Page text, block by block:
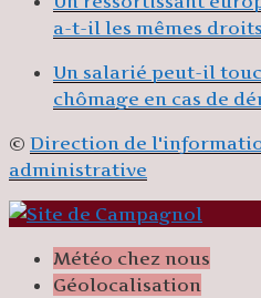
a-t-il les mêmes
Un salarié peut-il
chômage en cas de
© Direction de
administrative
Météo chez nous
Géolocalisation